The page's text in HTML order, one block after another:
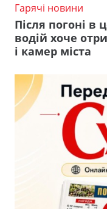
Гарячі новини
Після погоні в
водій хоче
і камер міста